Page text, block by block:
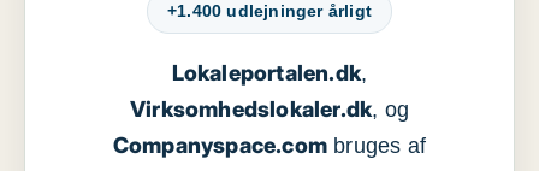
+1.400 udlejninger årligt
Lokaleportalen.dk,
Virksomhedslokaler.dk, og
Companyspace.com bruges af